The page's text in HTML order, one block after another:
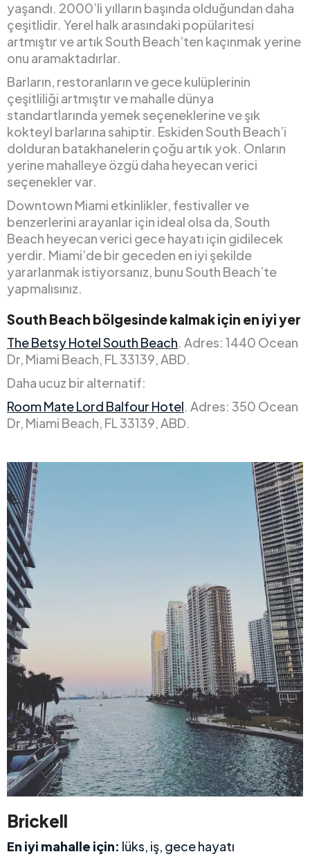
yaşandı. 2000’li yılların başında olduğundan daha
çeşitlidir. Yerel halk arasındaki popülaritesi
artmıştır ve artık South Beach’ten kaçınmak yerine
onu aramaktadırlar.
Barların, restoranların ve gece kulüplerinin
çeşitliliği artmıştır ve mahalle dünya
standartlarında yemek seçeneklerine ve şık
kokteyl barlarına sahiptir. Eskiden South Beach’i
dolduran batakhanelerin çoğu artık yok. Onların
yerine mahalleye özgü daha heyecan verici
seçenekler var.
Downtown Miami etkinlikler, festivaller ve
benzerlerini arayanlar için ideal olsa da, South
Beach heyecan verici gece hayatı için gidilecek
yerdir. Miami’de bir geceden en iyi şekilde
yararlanmak istiyorsanız, bunu South Beach’te
yapmalısınız.
South Beach bölgesinde kalmak için en iyi yer
The Betsy Hotel South Beach. Adres: 1440 Ocean
Dr, Miami Beach, FL 33139, ABD.
Daha ucuz bir alternatif:
Room Mate Lord Balfour Hotel. Adres: 350 Ocean
Dr, Miami Beach, FL 33139, ABD.
Brickell
En iyi mahalle için: lüks, iş, gece hayatı